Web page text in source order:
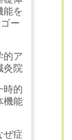
能を
ー
的ア
灸院
時的
機能
ぜ症